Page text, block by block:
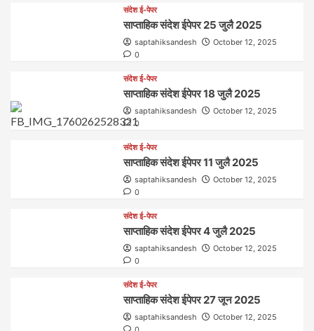
संदेश ई-पेपर
साप्ताहिक संदेश ईपेपर 25 जुलै 2025
saptahiksandesh
October 12, 2025
0
संदेश ई-पेपर
साप्ताहिक संदेश ईपेपर 18 जुलै 2025
saptahiksandesh
October 12, 2025
0
संदेश ई-पेपर
साप्ताहिक संदेश ईपेपर 11 जुलै 2025
saptahiksandesh
October 12, 2025
0
संदेश ई-पेपर
साप्ताहिक संदेश ईपेपर 4 जुलै 2025
saptahiksandesh
October 12, 2025
0
संदेश ई-पेपर
साप्ताहिक संदेश ईपेपर 27 जून 2025
saptahiksandesh
October 12, 2025